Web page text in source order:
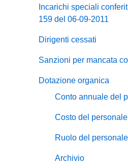
Incarichi speciali
159 del 06-09-2011
Dirigenti cessati
Sanzioni per mancata
Dotazione organica
Conto annuale del
Costo del
Ruolo del personale
Archivio